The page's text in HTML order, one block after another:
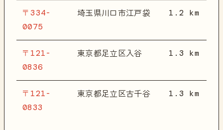
〒334-
0075
埼玉県川口市江戸袋 1.2 km
〒121-
0836
東京都足立区入谷 1.3 km
〒121-
0833
東京都足立区古千谷 1.3 km